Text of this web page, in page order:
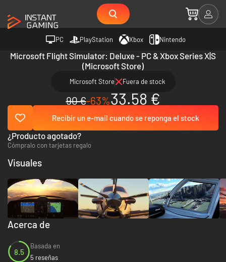
PC PlayStation Xbox Nintendo
Microsoft Flight Simulator: Deluxe - PC & Xbox Series X|S
(Microsoft Store)
Microsoft Store Fuera de stock
90 €-63%33.58 €
Recibir un e-mail cuando se reponga el stock
¿Producto agotado?
Cómpralo con tarjetas regalo
Acerca de
8.5
Basada en
5 reseñas
Visuales